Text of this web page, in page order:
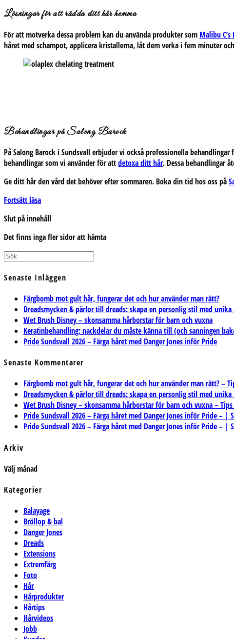
Lösningar för att rädda ditt hår hemma
För att motverka dessa problem kan du använda produkter som Malibu
håret med schampot, applicera kristallerna, låt dem verka i fem minuter
Behandlingar på Salong Barock
På Salong Barock i Sundsvall erbjuder vi också professionella
behandlingar som vi använder för attdetoxa ditt hår. Dessa behandlingar
Ge ditt hår den vård det behöver efter sommaren. Boka din tid hos oss på
Fortsätt läsaHur
påverkar
håret
efter
sommaren
Slut på innehåll
Det finns inga fler sidor att hämta
Senaste Inläggen
Färgbomb mot gult hår, fungerar det och hur använder man rätt?
Dreadsmycken & pärlor till dreads: skapa en personlig stil med unika
Wet Brush Disney – skonsamma hårborstar för barn och vuxna
Keratinbehandling: nackdelar du måste känna till (och sanningen
Pride Sundsvall 2026 – Färga håret med Danger Jones inför Pride
Senaste Kommentarer
Färgbomb mot gult hår, fungerar det och hur använder man rätt? –
Dreadsmycken & pärlor till dreads: skapa en personlig stil med unika
Wet Brush Disney – skonsamma hårborstar för barn och vuxna –
Pride Sundsvall 2026 – Färga håret med Danger Jones inför Pride – |
Pride Sundsvall 2026 – Färga håret med Danger Jones inför Pride – |
Arkiv
Arkiv
Välj månad
Kategorier
Balayage
Bröllop & bal
Danger Jones
Dreads
Extensions
Extremfärg
Foto
Hår
Hårprodukter
Hårtips
Hårvideos
Jobb